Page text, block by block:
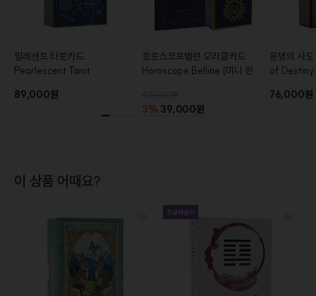
펄레센트 타로카드
Pearlescent Tarot
89,000원
호로스코프벨린 오라클카드
Horoscope Belline [미니 한글
3% 39,000원
운명의 사
of Destiny
76,000원
이 상품 어때요?